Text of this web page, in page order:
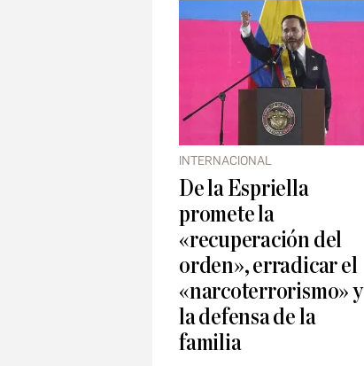
INTERNACIONAL
De la Espriella
promete la
«recuperación del
orden», erradicar el
«narcoterrorismo» y
la defensa de la
familia